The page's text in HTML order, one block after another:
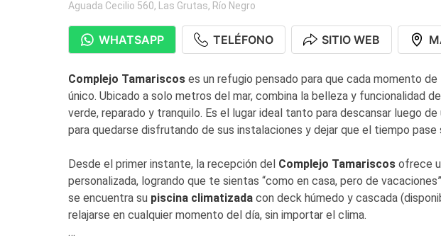
Aguada Cecilio 560, Las Grutas, Río Negro
WHATSAPP TELÉFONO SITIO WEB
Complejo Tamariscos es un refugio pensado para que cada momento
único. Ubicado a solo metros del mar, combina la belleza y funcionalidad
verde, reparado y tranquilo. Es el lugar ideal tanto para descansar luego
para quedarse disfrutando de sus instalaciones y dejar que el tiempo pase
Desde el primer instante, la recepción del Complejo Tamariscos ofrece
personalizada, logrando que te sientas “como en casa, pero de
se encuentra su piscina climatizada con deck húmedo y cascada
relajarse en cualquier momento del día, sin importar el clima.